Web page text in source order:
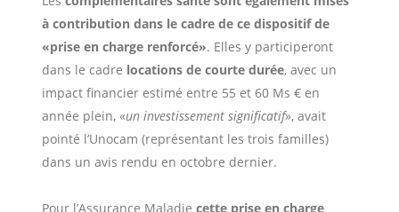
à contribution dans le cadre de ce dispositif de
«prise en charge renforcé». Elles y participeront
dans le cadre locations de courte durée, avec un
impact financier estimé entre 55 et 60 Ms € en
année plein, «un investissement significatif», avait
pointé l’Unocam (représentant les trois familles)
dans un avis rendu en octobre dernier.
Pour l’Assurance Maladie cette prise en charge